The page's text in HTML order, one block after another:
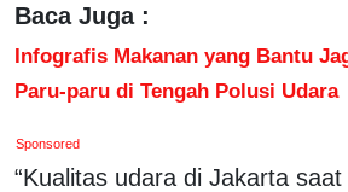
Baca Juga :
Infografis Makanan yang Bantu
Paru-paru di Tengah Polusi Udara
Sponsored
“Kualitas udara di Jakarta